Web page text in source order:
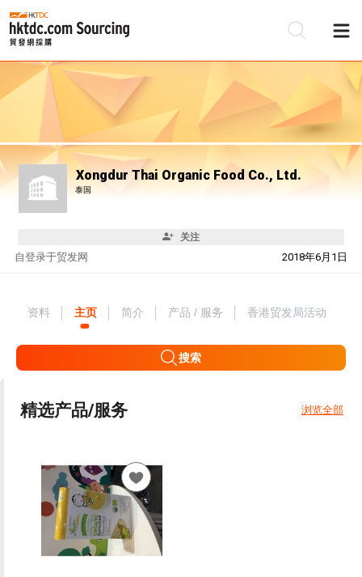
Xongdur Thai Organic Food Co., Ltd.
泰国
关注
自 2018年6月1日
登录于贸发网
资料 主页 简介 产品 / 服务 香港贸发局活动
搜索
精选产品/服务 浏览全部